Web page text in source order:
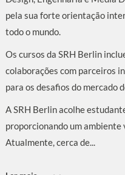
pela sua forte orientação
todo o mundo.
Os cursos da SRH Berlin
colaborações com parceiros
para os desafios do mercado
A SRH Berlin acolhe
proporcionando um
Atualmente, cerca de...